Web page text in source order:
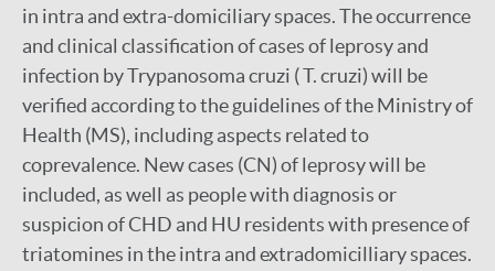
in intra and extra-domiciliary spaces. The occurrence
and clinical classification of cases of leprosy and
infection by Trypanosoma cruzi ( T. cruzi) will be
verified according to the guidelines of the Ministry of
Health (MS), including aspects related to
coprevalence. New cases (CN) of leprosy will be
included, as well as people with diagnosis or
suspicion of CHD and HU residents with presence of
triatomines in the intra and extradomicilliary spaces.